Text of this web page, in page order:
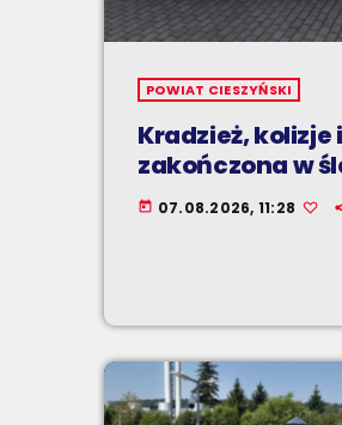
POWIAT CIESZYŃSKI
Kradzież, kolizje
zakończona w
today 07.08.2026, 11:28